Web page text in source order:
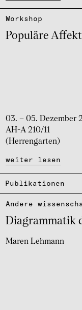
Popu­läre
Work­shop
03. – 05. Dezember
AH-A 210/11
(Herrengarten)
weiter lesen
Publikationen
Diagram­ma­tik
Andere
Maren Lehmann